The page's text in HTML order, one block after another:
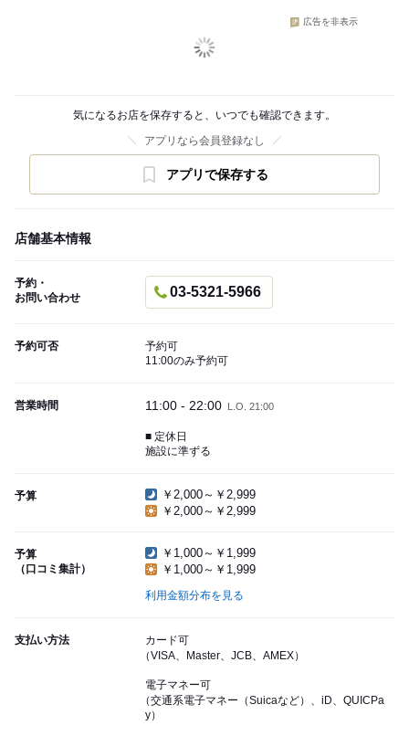
広告を非表示
気になるお店を保存すると、いつでも確認できます。
アプリなら会員登録なし
アプリで保存する
店舗基本情報
予約・
お問い合わせ
03-5321-5966
予約可否
予約可
11:00のみ予約可
営業時間 11:00 - 22:00 L.O. 21:00
■ 定休日
施設に準ずる
予算
￥2,000～￥2,999
￥2,000～￥2,999
予算
（口コミ集計）
￥1,000～￥1,999
￥1,000～￥1,999
利用金額分布を見る
支払い方法
カード可
（VISA、Master、JCB、AMEX）
電子マネー可
（交通系電子マネー（Suicaなど）、iD、QUICPa
y）